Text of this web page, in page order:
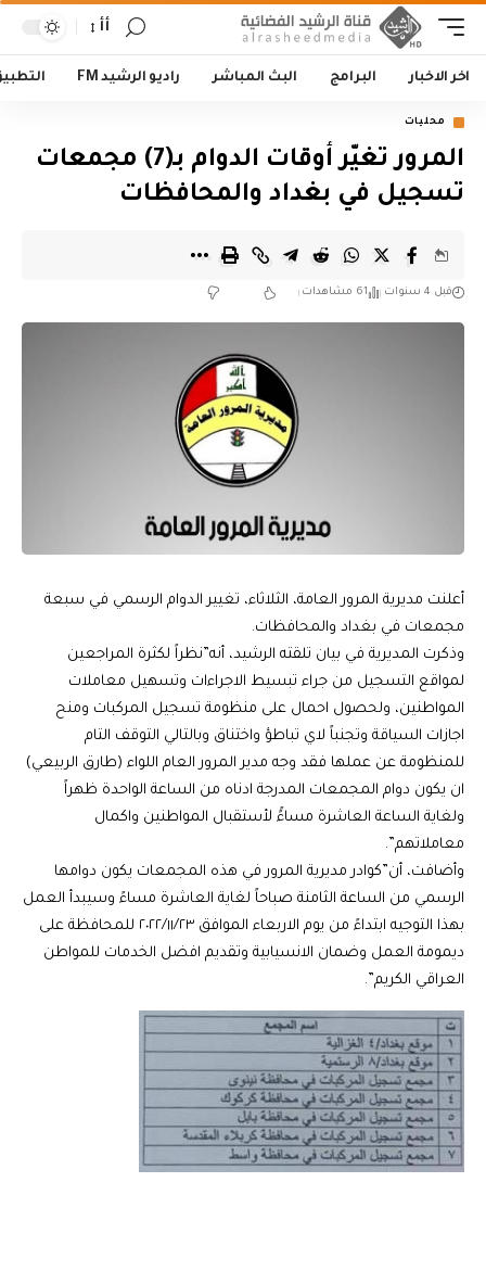
أأ
اخر الاخبار البرامج البث المباشر راديو الرشيد FM
محليات
المرور تغيّر أوقات الدوام بـ(7) مجمعات
تسجيل في بغداد والمحافظات
قبل 4 سنوات 61 مشاهدات
أعلنت مديرية المرور العامة، الثلاثاء، تغيير الدوام الرسمي في سبعة
مجمعات في بغداد والمحافظات.
وذكرت المديرية في بيان تلقته الرشيد، أنه”نظراً لكثرة المراجعين
لمواقع التسجيل من جراء تبسيط الاجراءات وتسهيل معاملات
المواطنين، ولحصول احمال على منظومة تسجيل المركبات ومنح
اجازات السياقة وتجنباً لاي تباطؤ واختناق وبالتالي التوقف التام
للمنظومة عن عملها فقد وجه مدير المرور العام اللواء (طارق الربيعي)
ان يكون دوام المجمعات المدرجة ادناه من الساعة الواحدة ظهراً
ولغاية الساعة العاشرة مساءًً لأستقبال المواطنين واكمال
معاملاتهم”.
وأضافت، أن”كوادر مديرية المرور في هذه المجمعات يكون دوامها
الرسمي من الساعة الثامنة صباحاً لغاية العاشرة مساءً وسيبدأ العمل
بهذا التوجيه ابتداءً من يوم الاربعاء الموافق ٢٠٢٢/١١/٢٣ للمحافظة على
ديمومة العمل وضمان الانسيابية وتقديم افضل الخدمات للمواطن
العراقي الكريم”.